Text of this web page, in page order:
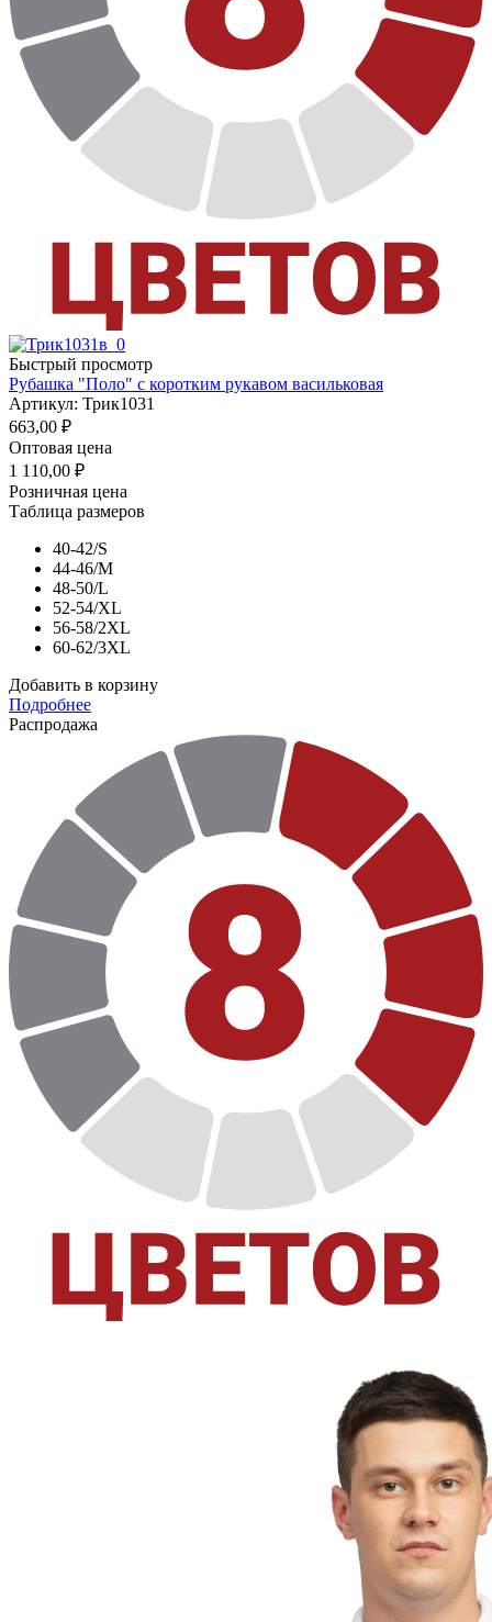
Быстрый просмотр
Рубашка "Поло" с коротким рукавом васильковая
Артикул: Трик1031
663,00 ₽
Оптовая цена
1 110,00 ₽
Розничная цена
Таблица размеров
40-42/S
44-46/M
48-50/L
52-54/XL
56-58/2XL
60-62/3XL
Добавить в корзину
Подробнее
Распродажа